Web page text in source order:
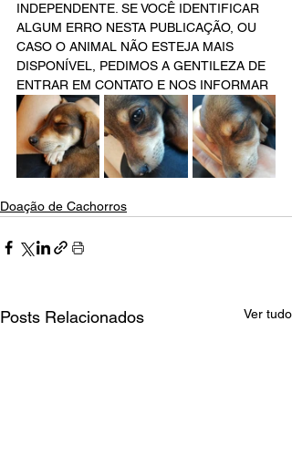
INDEPENDENTE. SE VOCÊ IDENTIFICAR
ALGUM ERRO NESTA PUBLICAÇÃO, OU
CASO O ANIMAL NÃO ESTEJA MAIS
DISPONÍVEL, PEDIMOS A GENTILEZA DE
ENTRAR EM CONTATO E NOS INFORMAR
Doação de Cachorros
Posts Relacionados Ver tudo